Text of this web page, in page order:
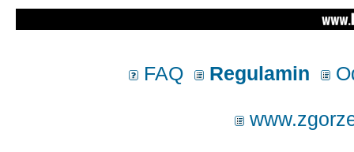
FAQ Regulamin